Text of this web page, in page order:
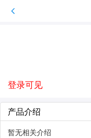
登录可见
产品介绍
暂无相关介绍